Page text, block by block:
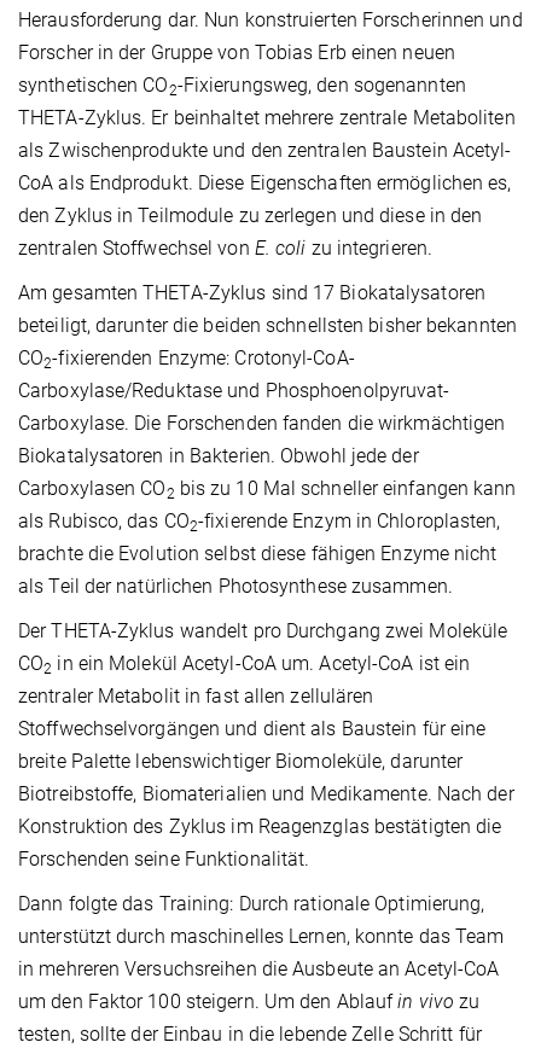
Herausforderung dar. Nun konstruierten Forscherinnen und
Forscher in der Gruppe von Tobias Erb einen neuen
synthetischen CO2-Fixierungsweg, den sogenannten
THETA-Zyklus. Er beinhaltet mehrere zentrale Metaboliten
als Zwischenprodukte und den zentralen Baustein Acetyl-
CoA als Endprodukt. Diese Eigenschaften ermöglichen es,
den Zyklus in Teilmodule zu zerlegen und diese in den
zentralen Stoffwechsel von E. coli zu integrieren.
Am gesamten THETA-Zyklus sind 17 Biokatalysatoren
beteiligt, darunter die beiden schnellsten bisher bekannten
CO2-fixierenden Enzyme: Crotonyl-CoA-
Carboxylase/Reduktase und Phosphoenolpyruvat-
Carboxylase. Die Forschenden fanden die wirkmächtigen
Biokatalysatoren in Bakterien. Obwohl jede der
Carboxylasen CO2 bis zu 10 Mal schneller einfangen kann
als Rubisco, das CO2-fixierende Enzym in Chloroplasten,
brachte die Evolution selbst diese fähigen Enzyme nicht
als Teil der natürlichen Photosynthese zusammen.
Der THETA-Zyklus wandelt pro Durchgang zwei Moleküle
CO2 in ein Molekül Acetyl-CoA um. Acetyl-CoA ist ein
zentraler Metabolit in fast allen zellulären
Stoffwechselvorgängen und dient als Baustein für eine
breite Palette lebenswichtiger Biomoleküle, darunter
Biotreibstoffe, Biomaterialien und Medikamente. Nach der
Konstruktion des Zyklus im Reagenzglas bestätigten die
Forschenden seine Funktionalität.
Dann folgte das Training: Durch rationale Optimierung,
unterstützt durch maschinelles Lernen, konnte das Team
in mehreren Versuchsreihen die Ausbeute an Acetyl-CoA
um den Faktor 100 steigern. Um den Ablaufin vivo zu
testen, sollte der Einbau in die lebende Zelle Schritt für